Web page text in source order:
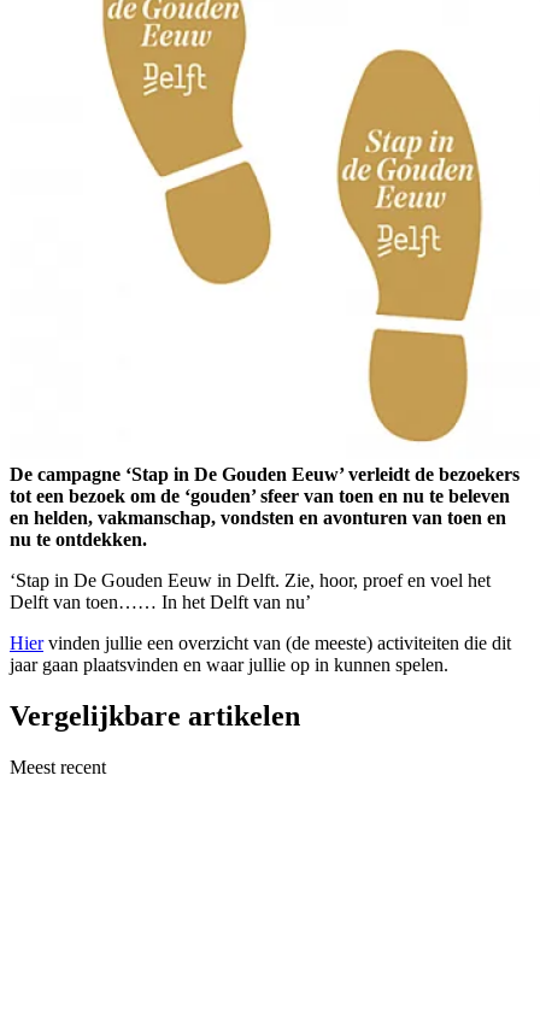
De campagne ‘Stap in De Gouden Eeuw’ verleidt de bezoekers
tot een bezoek om de ‘gouden’ sfeer van toen en nu te beleven
en helden, vakmanschap, vondsten en avonturen van toen en
nu te ontdekken.
‘Stap in De Gouden Eeuw in Delft. Zie, hoor, proef en voel het
Delft van toen…… In het Delft van nu’
Hiervinden jullie een overzicht van (de meeste) activiteiten die dit
jaar gaan plaatsvinden en waar jullie op in kunnen spelen.
Vergelijkbare artikelen
Meest recent